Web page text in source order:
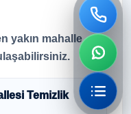
yakın mahalle
Temizlik